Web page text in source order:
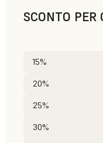
SCONTO PER
15%
20%
25%
30%